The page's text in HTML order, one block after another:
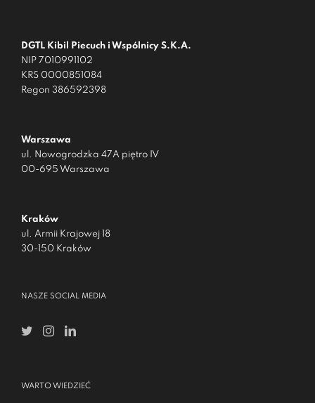
DGTL Kibil Piecuch i Wspólnicy S.K.A.
NIP 7010991102
KRS 0000851084
Regon 386592398
Warszawa
ul. Nowogrodzka 47A piętro IV
00-695 Warszawa
Kraków
ul. Armii Krajowej 18
30-150 Kraków
NASZE SOCIAL MEDIA
WARTO WIEDZIEĆ